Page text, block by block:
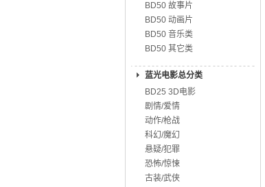
BD50 故事片
BD50 动画片
BD50 音乐类
BD50 其它类
蓝光电影总分类
BD25 3D电影
剧情/爱情
动作/枪战
科幻/魔幻
悬疑/犯罪
恐怖/惊悚
古装/武侠